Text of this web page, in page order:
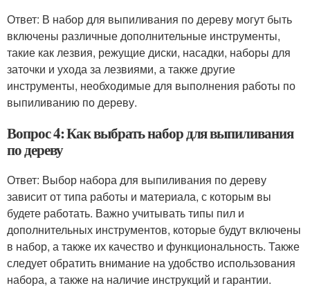
Ответ: В набор для выпиливания по дереву могут быть
включены различные дополнительные инструменты,
такие как лезвия, режущие диски, насадки, наборы для
заточки и ухода за лезвиями, а также другие
инструменты, необходимые для выполнения работы по
выпиливанию по дереву.
Вопрос 4: Как выбрать набор для выпиливания
по дереву
Ответ: Выбор набора для выпиливания по дереву
зависит от типа работы и материала, с которым вы
будете работать. Важно учитывать типы пил и
дополнительных инструментов, которые будут включены
в набор, а также их качество и функциональность. Также
следует обратить внимание на удобство использования
набора, а также на наличие инструкций и гарантии.